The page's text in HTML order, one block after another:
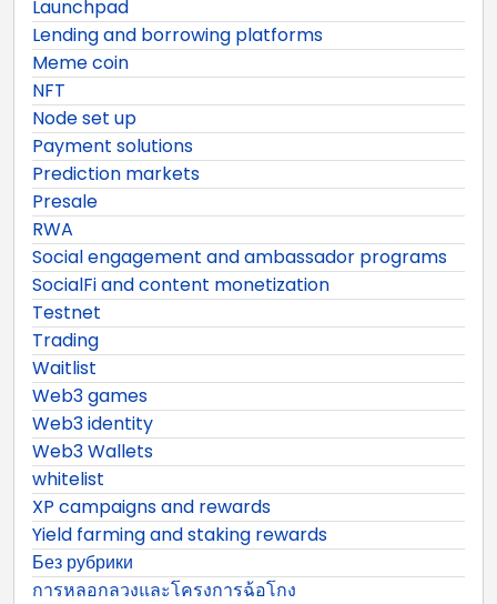
Launchpad
Lending and borrowing platforms
Meme coin
NFT
Node set up
Payment solutions
Prediction markets
Presale
RWA
Social engagement and ambassador programs
SocialFi and content monetization
Testnet
Trading
Waitlist
Web3 games
Web3 identity
Web3 Wallets
whitelist
XP campaigns and rewards
Yield farming and staking rewards
Без рубрики
การหลอกลวงและโครงการฉ้อโกง